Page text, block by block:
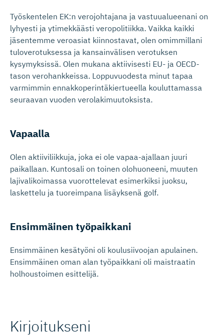
Työskentelen EK:n verojohtajana ja vastuualueenani on
lyhyesti ja ytimekkäästi veropolitiikka. Vaikka kaikki
jäsentemme veroasiat kiinnostavat, olen omimmillani
tuloverotuksessa ja kansainvälisen verotuksen
kysymyksissä. Olen mukana aktiivisesti EU- ja OECD-
tason verohankkeissa. Loppuvuodesta minut tapaa
varmimmin ennakkoperintäkiertueella kouluttamassa
seuraavan vuoden verolakimuutoksista.
Vapaalla
Olen aktiiviliikkuja, joka ei ole vapaa-ajallaan juuri
paikallaan. Kuntosali on toinen olohuoneeni, muuten
lajivalikoimassa vuorottelevat esimerkiksi juoksu,
laskettelu ja tuoreimpana lisäyksenä golf.
Ensimmäinen työpaikkani
Ensimmäinen kesätyöni oli koulusiivoojan apulainen.
Ensimmäinen oman alan työpaikkani oli maistraatin
holhoustoimen esittelijä.
Kirjoitukseni